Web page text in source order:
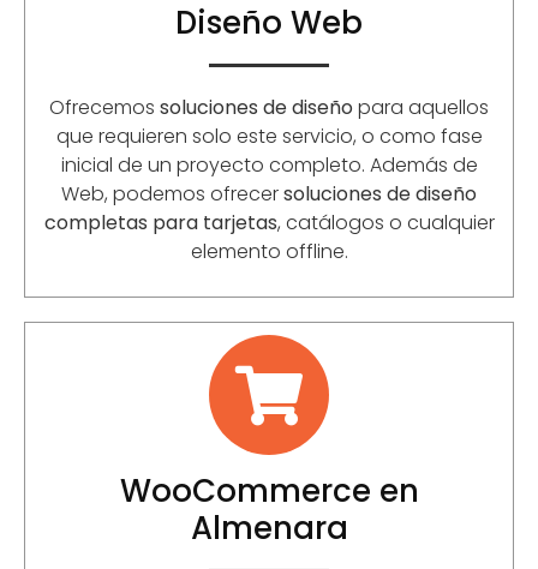
Diseño Web
Ofrecemos soluciones de diseño para aquellos
que requieren solo este servicio, o como fase
inicial de un proyecto completo. Además de
Web, podemos ofrecersoluciones de diseño
completas para tarjetas, catálogos o cualquier
elemento offline.
WooCommerce en
Almenara